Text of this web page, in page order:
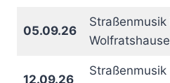
05.09.26
Straßenmusik
12.09.26
Straßenmusik